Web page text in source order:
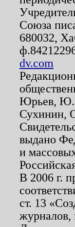
Союза
680032,
dv.com
Юрьев,
Сухинин,
выдано
и
В 2006 г.
ст. 13
журналов,